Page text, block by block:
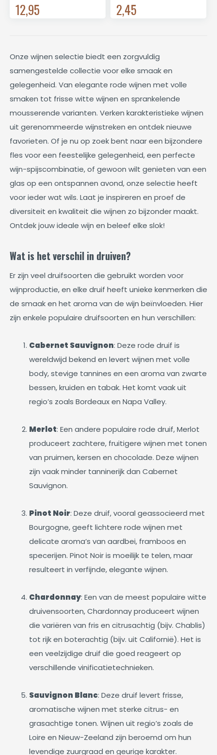
12,95 2,45
Onze wijnen selectie biedt een zorgvuldig
samengestelde collectie voor elke smaak en
gelegenheid. Van elegante rode wijnen met volle
smaken tot frisse witte wijnen en sprankelende
mousserende varianten. Verken karakteristieke wijnen
uit gerenommeerde wijnstreken en ontdek nieuwe
favorieten. Of je nu op zoek bent naar een bijzondere
fles voor een feestelijke gelegenheid, een perfecte
wijn-spijscombinatie, of gewoon wilt genieten van een
glas op een ontspannen avond, onze selectie heeft
voor ieder wat wils. Laat je inspireren en proef de
diversiteit en kwaliteit die wijnen zo bijzonder maakt.
Ontdek jouw ideale wijn en beleef elke slok!
Wat is het verschil in druiven?
Er zijn veel druifsoorten die gebruikt worden voor
wijnproductie, en elke druif heeft unieke kenmerken die
de smaak en het aroma van de wijn beïnvloeden. Hier
zijn enkele populaire druifsoorten en hun verschillen:
Cabernet Sauvignon: Deze rode druif is
wereldwijd bekend en levert wijnen met volle
body, stevige tannines en een aroma van zwarte
bessen, kruiden en tabak. Het komt vaak uit
regio’s zoals Bordeaux en Napa Valley.
Merlot: Een andere populaire rode druif, Merlot
produceert zachtere, fruitigere wijnen met tonen
van pruimen, kersen en chocolade. Deze wijnen
zijn vaak minder tanninerijk dan Cabernet
Sauvignon.
Pinot Noir: Deze druif, vooral geassocieerd met
Bourgogne, geeft lichtere rode wijnen met
delicate aroma’s van aardbei, framboos en
specerijen. Pinot Noir is moeilijk te telen, maar
resulteert in verfijnde, elegante wijnen.
Chardonnay: Een van de meest populaire witte
druivensoorten, Chardonnay produceert wijnen
die variëren van fris en citrusachtig (bijv. Chablis)
tot rijk en boterachtig (bijv. uit Californië). Het is
een veelzijdige druif die goed reageert op
verschillende vinificatietechnieken.
Sauvignon Blanc: Deze druif levert frisse,
aromatische wijnen met sterke citrus- en
grasachtige tonen. Wijnen uit regio’s zoals de
Loire en Nieuw-Zeeland zijn beroemd om hun
levendige zuurgraad en geurige karakter.